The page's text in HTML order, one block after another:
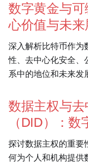
数字黄金与
心价值与未来
深入解析比特币作为
性、去中心化安全、
系中的地位和未来发
数据主权与
（DID）：
探讨数据主权的重要
何为个人和机构提供